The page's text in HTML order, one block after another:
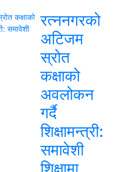
रत्ननगरको
अटिजम
स्रोत
कक्षाको
अवलोकन
गर्दै
शिक्षामन्त्री:
समावेशी
शिक्षामा